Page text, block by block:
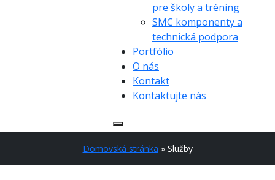
pre školy a tréning
SMC komponenty a
technická podpora
Portfólio
O nás
Kontakt
Kontaktujte nás
Domovská stránka » Služby